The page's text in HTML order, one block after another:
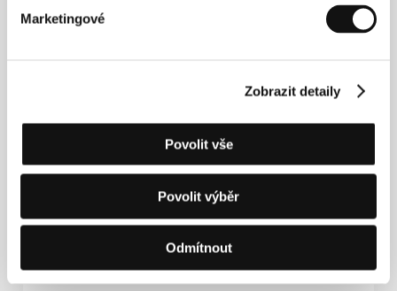
Marketingové
Zobrazit detaily
Povolit vše
Povolit výběr
Odmítnout
krátkých filmů, debutovala celovečerním snímkem
Německo
Tel: +49 30 264 979 00
E-mail:info@mdc-int.de